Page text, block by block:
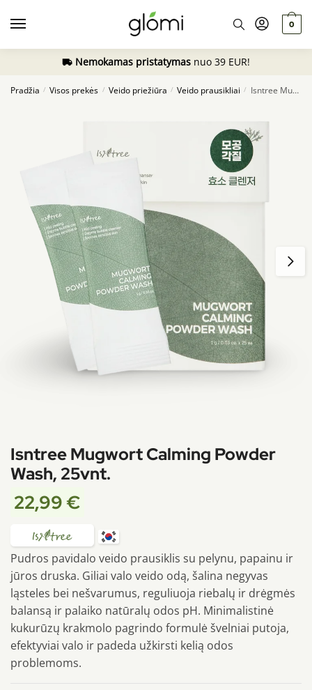
0
Nemokamas pristatymas nuo 39 EUR!
Pradžia / Visos prekės / Veido priežiūra / Veido prausikliai / Isntree Mugwort Calming Powder Wash, 25vnt.
Isntree Mugwort Calming Powder
Wash, 25vnt.
22,99 €
Pudros pavidalo veido prausiklis su pelynu, papainu ir
jūros druska. Giliai valo veido odą, šalina negyvas
ląsteles bei nešvarumus, reguliuoja riebalų ir drėgmės
balansą ir palaiko natūralų odos pH. Minimalistinė
kukurūzų krakmolo pagrindo formulė švelniai putoja,
efektyviai valo ir padeda užkirsti kelią odos
problemoms.